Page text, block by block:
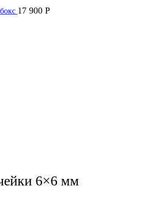
17 900 Р
6×6 мм